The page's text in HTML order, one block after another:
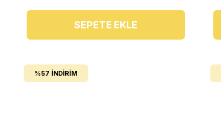
SEPETE EKLE
%57 İNDIRIM